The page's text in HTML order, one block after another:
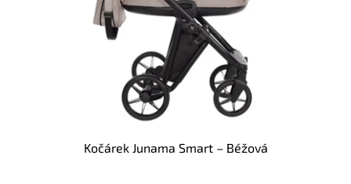
Kočárek Junama Smart – Béžová